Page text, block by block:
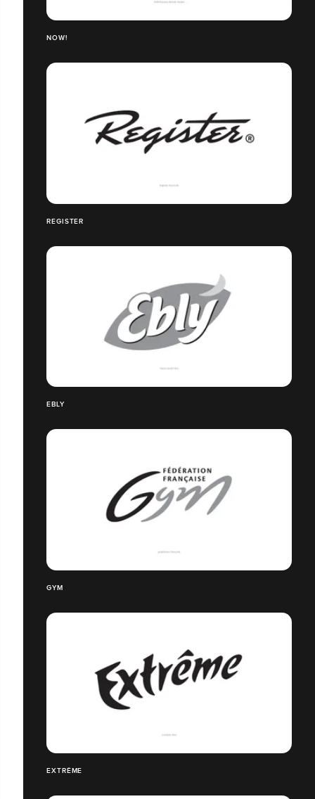
NOW!
REGISTER
EBLY
GYM
EXTRÊME